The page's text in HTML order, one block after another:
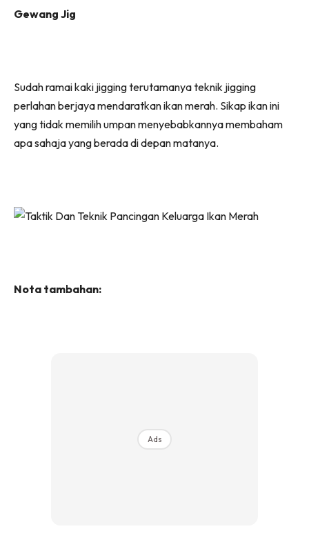
Gewang Jig
Sudah ramai kaki jigging terutamanya teknik jigging
perlahan berjaya mendaratkan ikan merah. Sikap ikan ini
yang tidak memilih umpan menyebabkannya membaham
apa sahaja yang berada di depan matanya.
Nota tambahan:
Ads